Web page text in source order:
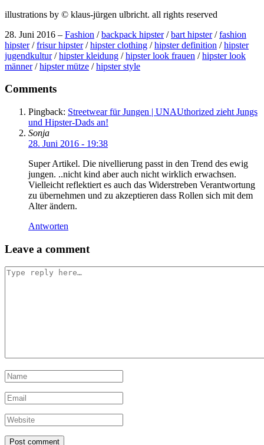
illustrations by © klaus-jürgen ulbricht. all rights reserved
28. Juni 2016 – Fashion /backpack hipster/bart hipster/fashion
hipster/frisur hipster/hipster clothing /hipster definition /hipster
jugendkultur/hipster kleidung /hipster look frauen /hipster look
männer/hipster mütze /hipster style
navigation
Comments
Pingback: Streetwear für Jungen | UNAUthorized zieht Jungs
und Hipster-Dads an!
Sonja
28. Juni 2016 - 19:38
Super Artikel. Die nivellierung passt in den Trend des ewig
jungen. ..nicht kind aber auch nicht wirklich erwachsen.
Vielleicht reflektiert es auch das Widerstreben Verantwortung
zu übernehmen und zu akzeptieren dass Rollen sich mit dem
Alter ändern.
Antworten
Leave a comment